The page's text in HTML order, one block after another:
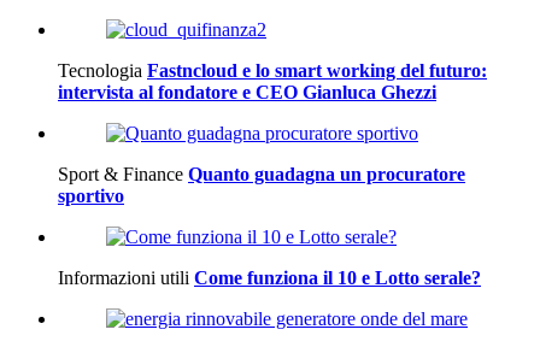
Tecnologia Fastncloud e lo smart working del futuro:
intervista al fondatore e CEO Gianluca Ghezzi
Sport & Finance Quanto guadagna un procuratore
sportivo
Informazioni utili Come funziona il 10 e Lotto serale?